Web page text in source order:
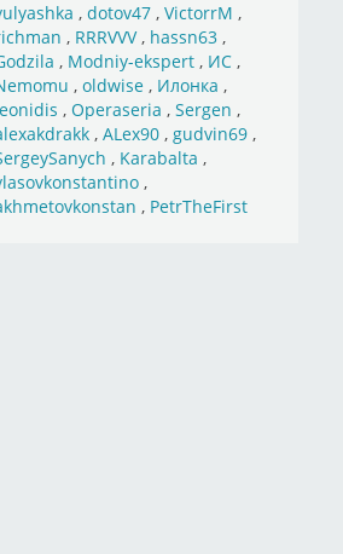
, dotov47, VictorrM ,
, RRRVVV, hassn63,
, Modniy-ekspert, ИС,
, oldwise, Илонка ,
, Operaseria , Sergen ,
, ALex90, gudvin69,
, Karabalta ,
,
, PetrTheFirst